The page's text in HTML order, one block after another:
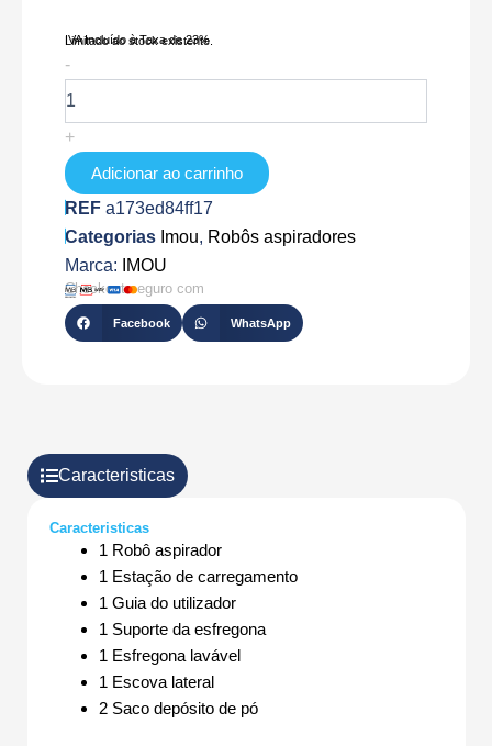
IVA Incluído à Taxa de 23%
Limitado ao stock existente.
-
de
RV-
L21-
IMOU
+
Adicionar ao carrinho
REF a173ed84ff17
Categorias Imou, Robôs aspiradores
Marca:
IMOU
Checkout seguro com
Facebook WhatsApp
Caracteristicas
Caracteristicas
1 Robô aspirador
1 Estação de carregamento
1 Guia do utilizador
1 Suporte da esfregona
1 Esfregona lavável
1 Escova lateral
2 Saco depósito de pó